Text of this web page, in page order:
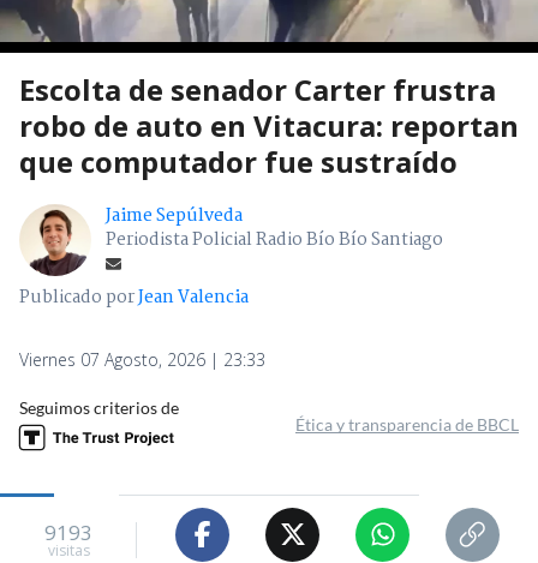
Escolta de senador Carter frustra
robo de auto en Vitacura: reportan
que computador fue sustraído
Jaime Sepúlveda
Periodista Policial Radio Bío Bío Santiago
Publicado porJean Valencia
Viernes 07 Agosto, 2026 | 23:33
Seguimos criterios de
Ética y transparencia de BBCL
9193
visitas